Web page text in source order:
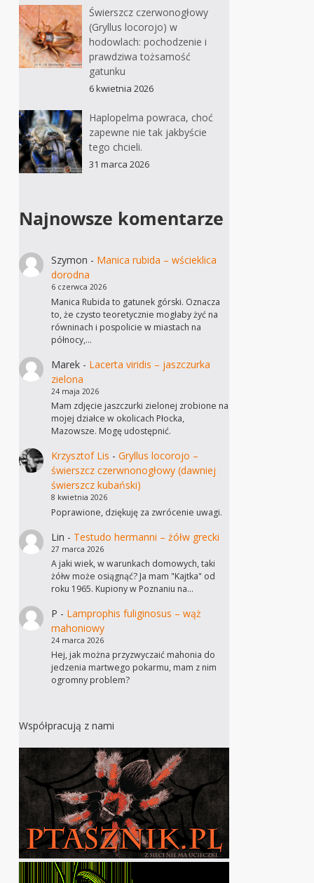
Świerszcz czerwonogłowy
(Gryllus locorojo) w
hodowlach: pochodzenie i
prawdziwa tożsamość
gatunku
6 kwietnia 2026
Haplopelma powraca, choć
zapewne nie tak jakbyście
tego chcieli.
31 marca 2026
Najnowsze komentarze
Szymon - Manica rubida – wścieklica
dorodna
6 czerwca 2026
Manica Rubida to gatunek górski. Oznacza
to, że czysto teoretycznie mogłaby żyć na
równinach i pospolicie w miastach na
północy,…
Marek- Lacerta viridis – jaszczurka
zielona
24 maja 2026
Mam zdjęcie jaszczurki zielonej zrobione na
mojej działce w okolicach Płocka,
Mazowsze. Mogę udostępnić.
Krzysztof Lis - Gryllus locorojo –
świerszcz czerwnonogłowy (dawniej
świerszcz kubański)
8 kwietnia 2026
Poprawione, dziękuję za zwrócenie uwagi.
Lin - Testudo hermanni – żółw grecki
27 marca 2026
A jaki wiek, w warunkach domowych, taki
żółw może osiągnąć? Ja mam "Kajtka" od
roku 1965. Kupiony w Poznaniu na…
P - Lamprophis fuliginosus – wąż
mahoniowy
24 marca 2026
Hej, jak można przyzwyczaić mahonia do
jedzenia martwego pokarmu, mam z nim
ogromny problem?
Współpracują z nami